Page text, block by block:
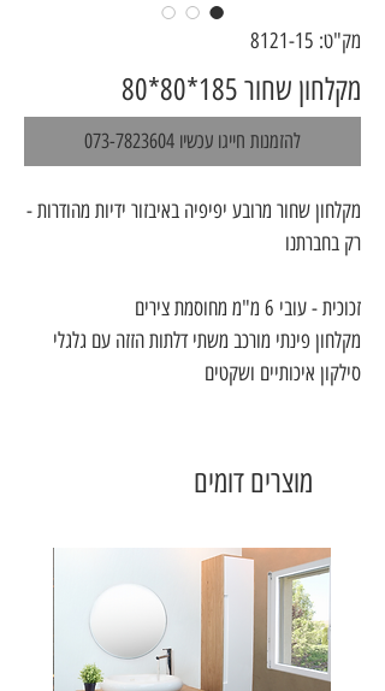
מק"ט: 8121-15
מקלחון שחור 185*80*80
להזמנות חייגו עכשיו 073-7823604
מקלחון שחור מרובע יפיפיה באיבזור ידיות מהודרות -
רק בחברתנו
זכוכית - עובי 6 מ"מ מחוסמת צירים
מקלחון פינתי מורכב משתי דלתות הזזה עם גלגלי
סילקון איכותיים ושקטים
מוצרים דומים